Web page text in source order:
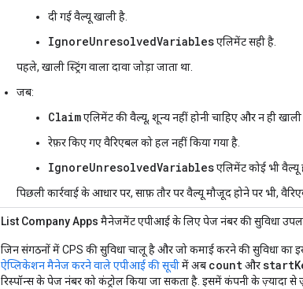
दी गई वैल्यू खाली है.
IgnoreUnresolvedVariablesएलिमेंट सही है.
पहले, खाली स्ट्रिंग वाला दावा जोड़ा जाता था.
जब:
Claimएलिमेंट की वैल्यू, शून्य नहीं होनी चाहिए और न ही खाली
रेफ़र किए गए वैरिएबल को हल नहीं किया गया है.
IgnoreUnresolvedVariablesएलिमेंट कोई भी वैल्यू
पिछली कार्रवाई के आधार पर, साफ़ तौर पर वैल्यू मौजूद होने पर भी,
List Company Apps मैनेजमेंट एपीआई के लिए पेज नंबर की सुविधा
जिन संगठनों में CPS की सुविधा चालू है और जो कमाई करने की सुविधा का
ऐप्लिकेशन मैनेज करने वाले एपीआई की सूचीमें अब countऔर
रिस्पॉन्स के पेज नंबर को कंट्रोल किया जा सकता है. इसमें कंपनी के ज़्यादा से